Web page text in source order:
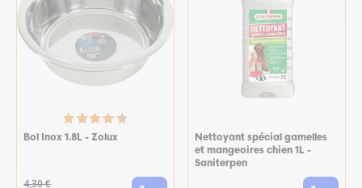
Bol Inox 1.8L - Zolux
4,30 €
Nettoyant spécial gamelles
et mangeoires chien 1L -
Saniterpen